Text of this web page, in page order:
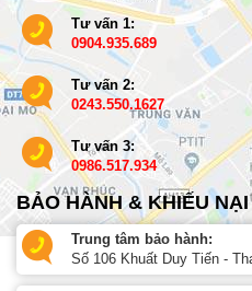
Tư vấn 1:
0904.935.689
Tư vấn 2:
0243.550.1627
Tư vấn 3:
0986.517.934
BẢO HÀNH & KHIẾU NẠI
Trung tâm bảo hành:
Số 106 Khuất Duy Tiến -